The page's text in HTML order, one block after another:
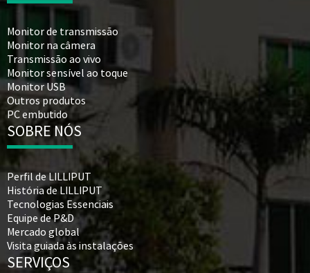
Monitor de transmissão
Monitor na câmera
Transmissão ao vivo
Monitor sensível ao toque
Monitor USB
Outros produtos
PC embutido
SOBRE NÓS
Perfil de LILLIPUT
História de LILLIPUT
Tecnologias Essenciais
Equipe de P&D
Mercado global
Visita guiada às instalações
SERVIÇOS